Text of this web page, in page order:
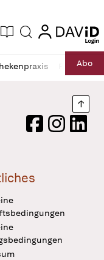
Ausgabe
Suche login
RechtAbo
FacebookInstagram